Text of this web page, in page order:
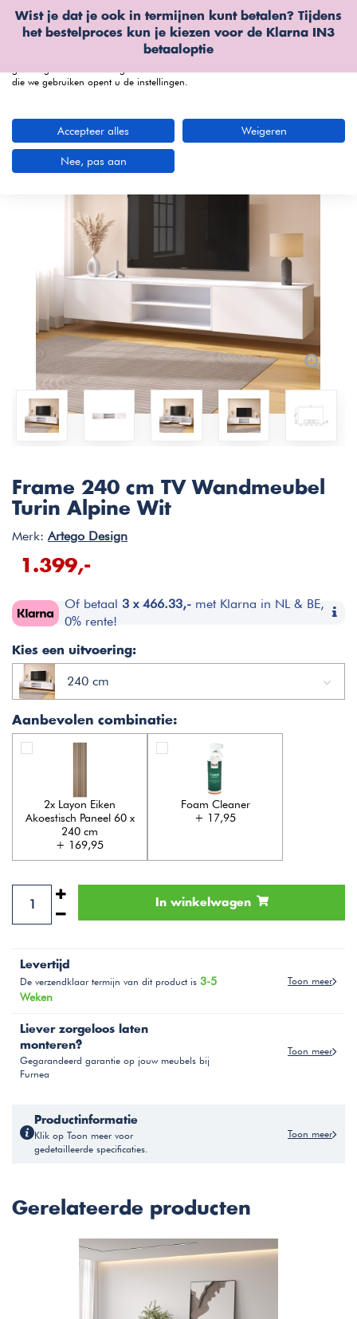
Wist je dat je ook in termijnen kunt betalen? Tijdens
het bestelproces kun je kiezen voor de Klarna IN3
betaaloptie
Frame 240 cm TV Wandmeubel
Turin Alpine Wit
Merk: Artego Design
1.399,-
Of betaal 3 x 466.33,- met Klarna in NL & BE,
0% rente!
Kies een uitvoering:
240 cm
Aanbevolen combinatie:
2x Layon Eiken
Akoestisch Paneel 60 x
240 cm
+ 169,95
Foam Cleaner
+ 17,95
In winkelwagen
Levertijd
De verzendklaar termijn van dit product is 3-5
Weken
Toon meer
Liever zorgeloos laten
monteren?
Gegarandeerd garantie op jouw meubels bij
Furnea
Toon meer
Productinformatie
Klik op Toon meer voor
gedetailleerde specificaties.
Toon meer
Gerelateerde producten
Wij gebruiken cookies
We kunnen deze plaatsen voor analyse van onze bezoekersgegevens, om
onze website te verbeteren, gepersonaliseerde inhoud te tonen en om u een
die we gebruiken opent u de instellingen.
Accepteer alles Weigeren
Nee, pas aan